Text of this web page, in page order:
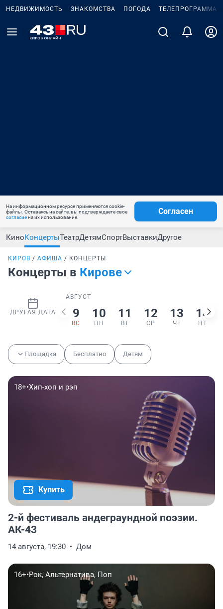
НЕДВИЖИМОСТЬ ЗНАКОМСТВА ПОГОДА ТЕЛЕПРОГРАММА
На информационном ресурсе применяются cookie-
файлы. Оставаясь на сайте, вы подтверждаете свое
согласиена их использование.
Согласен
КиноКонцертыТеатрДетямСпортВыставкиДругое
КИРОВ АФИША КОНЦЕРТЫ
Концерты в Кирове
ДРУГАЯ ДАТА
АВГУСТ
9
ВС
10
ПН
11
ВТ
12
СР
13
ЧТ
14
ПТ
Площадка Бесплатно Детям
18+•Хип-хоп и рэп
Купить
2-й фестиваль андеграундной поэзии.
АК-43
14 августа, 19:30 Дом
16+•Рок, Альтернатива, Поп